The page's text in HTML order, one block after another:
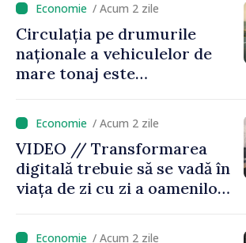
/ Acum 2 zile
Circulația pe drumurile
naționale a vehiculelor de
mare tonaj este
caniculă
/ Acum 2 zile
VIDEO // Transformarea
digitală trebuie să se vadă în
viața de zi cu zi a oamenilor
funcționează economia:
/ Acum 2 zile